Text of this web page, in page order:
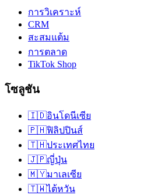
การวิเคราะห์
CRM
สะสมแต้ม
การตลาด
TikTok Shop
โซลูชัน
🇮🇩อินโดนีเซีย
🇵🇭ฟิลิปปินส์
🇹🇭ประเทศไทย
🇯🇵ญี่ปุ่น
🇲🇾มาเลเซีย
🇹🇼ไต้หวัน